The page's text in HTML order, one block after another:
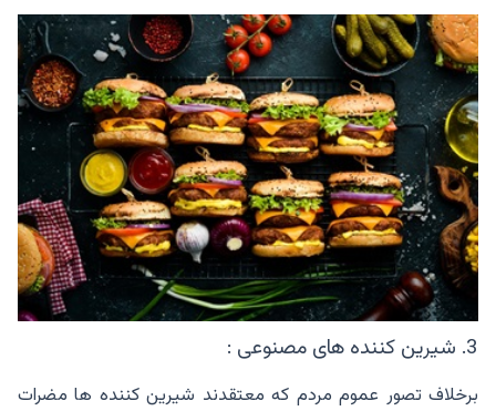
3. شیرین کننده های مصنوعی :
برخلاف تصور عموم مردم که معتقدند شیرین کننده ها مضرات